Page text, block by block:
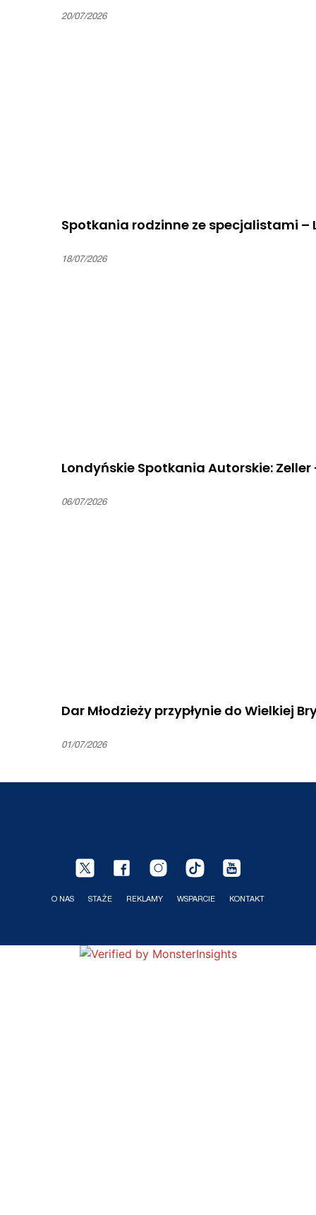
20/07/2026
Spotkania rodzinne ze specjalistami –
18/07/2026
Londyńskie Spotkania Autorskie: Zeller
06/07/2026
Dar Młodzieży przypłynie do Wielkiej
01/07/2026
O NAS STAŻE REKLAMY WSPARCIE KONTAKT